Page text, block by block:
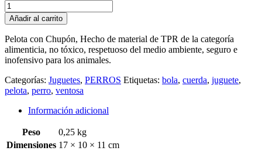
Bola
con
Ventosa
cantidad
Añadir al carrito
Pelota con Chupón, Hecho de material de TPR de la categoría
alimenticia, no tóxico, respetuoso del medio ambiente, seguro e
inofensivo para los animales.
Categorías: Juguetes, PERROS Etiquetas: bola, cuerda, juguete,
pelota, perro, ventosa
Información adicional
Peso
0,25 kg
Dimensiones 17 × 10 × 11 cm